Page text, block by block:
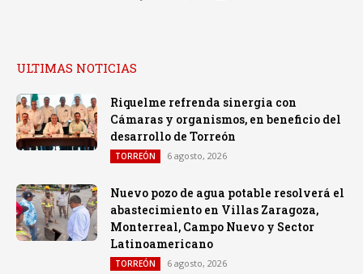
ULTIMAS NOTICIAS
Riquelme refrenda sinergia con
Cámaras y organismos, en beneficio del
desarrollo de Torreón
TORREÓN 6 agosto, 2026
Nuevo pozo de agua potable resolverá el
abastecimiento en Villas Zaragoza,
Monterreal, Campo Nuevo y Sector
Latinoamericano
TORREÓN 6 agosto, 2026